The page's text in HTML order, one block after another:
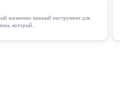
жизненно важный инструмент для
который...